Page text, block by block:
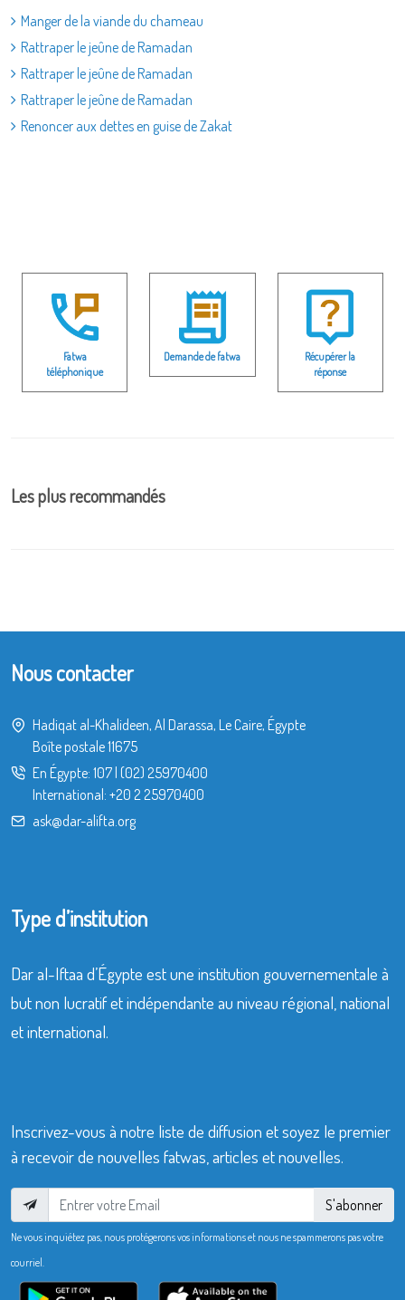
Manger de la viande du chameau
Rattraper le jeûne de Ramadan
Rattraper le jeûne de Ramadan
Rattraper le jeûne de Ramadan
Renoncer aux dettes en guise de Zakat
Fatwa
téléphonique
Demande de fatwa
Récupérer la
réponse
Les plus recommandés
Nous contacter
Hadiqat al-Khalideen, Al Darassa, Le Caire, Égypte
Boîte postale 11675
En Égypte: 107| (02) 25970400
International: +20 2 25970400
ask@dar-alifta.org
Type d’institution
Dar al-Iftaa d’Égypte est une institution gouvernementale à
but non lucratif et indépendante au niveau régional, national
et international.
Inscrivez-vous à notre liste de diffusion et soyez le premier
à recevoir de nouvelles fatwas, articles et nouvelles.
S'abonner
Ne vous inquiétez pas, nous protégerons vos informations et nous ne spammerons pas votre
courriel.